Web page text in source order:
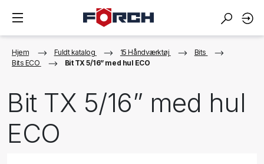
Hjem Fuldt katalog 15 Håndværktøj
Bits
Bits ECO
Bit TX 5/16” med hul ECO
Bit TX 5/16” med hul
ECO